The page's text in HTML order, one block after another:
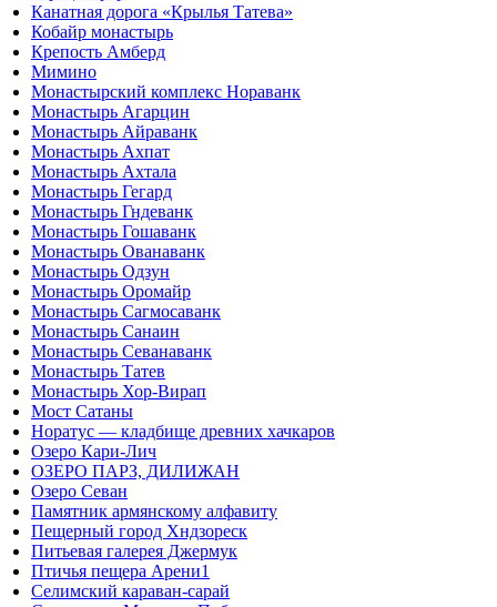
Канатная дорога «Крылья Татева»
Кобайр монастырь
Крепость Амберд
Мимино
Монастырский комплекс Нораванк
Монастырь Агарцин
Монастырь Айраванк
Монастырь Ахпат
Монастырь Ахтала
Монастырь Гегард
Монастырь Гндеванк
Монастырь Гошаванк
Монастырь Ованаванк
Монастырь Одзун
Монастырь Оромайр
Монастырь Сагмосаванк
Монастырь Санаин
Монастырь Севанаванк
Монастырь Татев
Монастырь Хор-Вирап
Мост Сатаны
Норатус — кладбище древних хачкаров
Озеро Кари-Лич
ОЗЕРО ПАРЗ, ДИЛИЖАН
Озеро Севан
Памятник армянскому алфавиту
Пещерный город Хндзореск
Питьевая галерея Джермук
Птичья пещера Арени1
Селимский караван-сарай